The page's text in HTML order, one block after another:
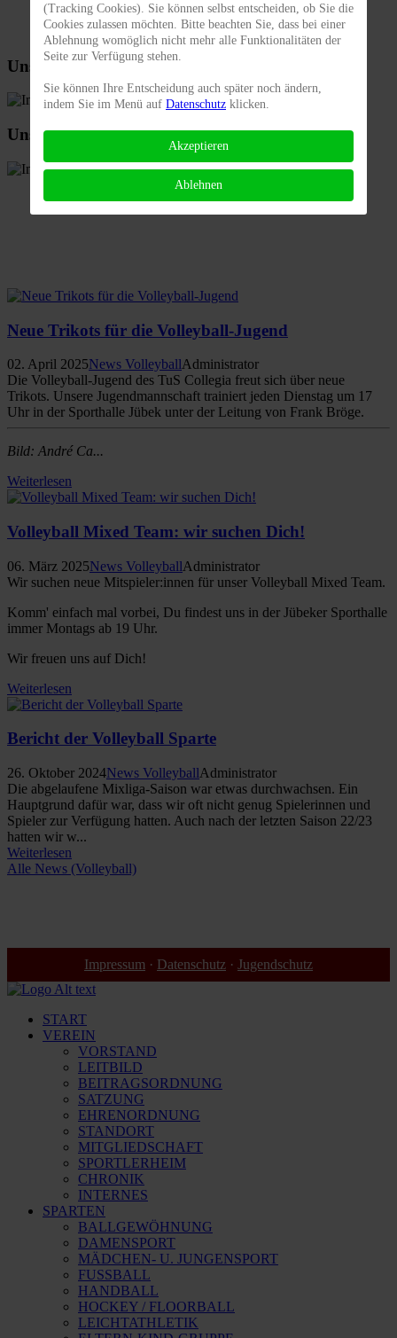
Unsere Mixed Mannschaft
Unsere Jugendmannschaft
Neue Trikots für die Volleyball-Jugend
02. April 2025News VolleyballAdministrator
Die Volleyball-Jugend des TuS Collegia freut sich über neue
Trikots. Unsere Jugendmannschaft trainiert jeden Dienstag um 17
Uhr in der Sporthalle Jübek unter der Leitung von Frank Bröge.
Bild: André Ca...
Weiterlesen
Volleyball Mixed Team: wir suchen Dich!
06. März 2025News VolleyballAdministrator
Wir suchen neue Mitspieler:innen für unser Volleyball Mixed Team.
Komm' einfach mal vorbei, Du findest uns in der Jübeker Sporthalle
immer Montags ab 19 Uhr.
Wir freuen uns auf Dich!
Weiterlesen
Bericht der Volleyball Sparte
26. Oktober 2024News VolleyballAdministrator
Die abgelaufene Mixliga-Saison war etwas durchwachsen. Ein
Hauptgrund dafür war, dass wir oft nicht genug Spielerinnen und
Spieler zur Verfügung hatten. Auch nach der letzten Saison 22/23
hatten wir w...
Weiterlesen
Alle News (Volleyball)
Impressum · Datenschutz · Jugendschutz
START
VEREIN
VORSTAND
LEITBILD
BEITRAGSORDNUNG
SATZUNG
EHRENORDNUNG
STANDORT
MITGLIEDSCHAFT
SPORTLERHEIM
CHRONIK
INTERNES
SPARTEN
BALLGEWÖHNUNG
DAMENSPORT
MÄDCHEN- U. JUNGENSPORT
FUSSBALL
HANDBALL
HOCKEY / FLOORBALL
LEICHTATHLETIK
(Tracking Cookies). Sie können selbst entscheiden, ob Sie die
Cookies zulassen möchten. Bitte beachten Sie, dass bei einer
Ablehnung womöglich nicht mehr alle Funktionalitäten der
Seite zur Verfügung stehen.
Sie können Ihre Entscheidung auch später noch ändern,
indem Sie im Menü auf Datenschutz klicken.
Akzeptieren
Ablehnen